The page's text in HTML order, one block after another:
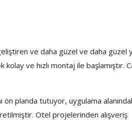
ve daha güzel ve daha güzel
ve hızlı montaj ile başlamıştır.
planda tutuyor, uygulama
Otel projelerinden alışveriş